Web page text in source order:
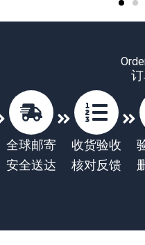
全球邮寄
安全送达
收货验收
核对反馈